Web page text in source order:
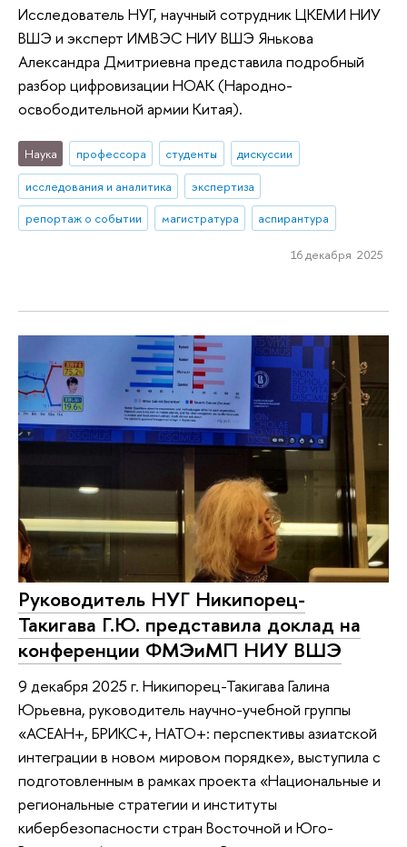
Исследователь НУГ, научный сотрудник ЦКЕМИ НИУ
ВШЭ и эксперт ИМВЭС НИУ ВШЭ Янькова
Александра Дмитриевна представила подробный
разбор цифровизации НОАК (Народно-
освободительной армии Китая).
Наука профессора студенты
дискуссии
исследования и аналитика
экспертиза
репортаж о событии
магистратура аспирантура
16 декабря 2025
Руководитель НУГ Никипорец-
Такигава Г.Ю. представила доклад на
конференции ФМЭиМП НИУ ВШЭ
9 декабря 2025 г. Никипорец-Такигава Галина
Юрьевна, руководитель научно-учебной группы
«АСЕАН+, БРИКС+, НАТО+: перспективы азиатской
интеграции в новом мировом порядке», выступила с
подготовленным в рамках проекта «Национальные и
региональные стратегии и институты
кибербезопасности стран Восточной и Юго-